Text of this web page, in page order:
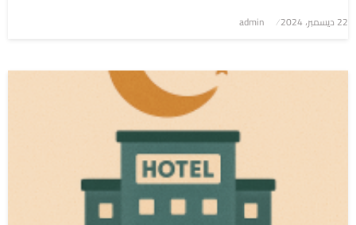
نُشر
22 ديسمبر، 2024 admin